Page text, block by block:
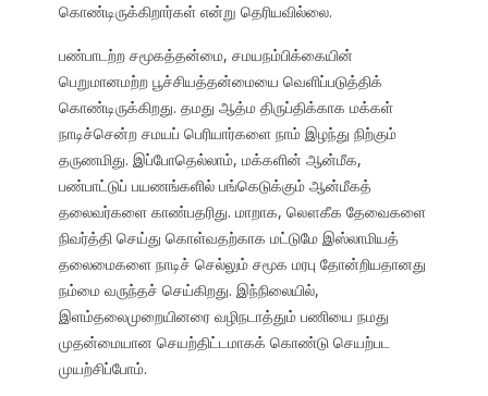
கொண்டிருக்கிறார்கள் என்று தெரியவில்லை.
பண்பாடற்ற சமூகத்தன்மை, சமயநம்பிக்கையின்
பெறுமானமற்ற பூச்சியத்தன்மையை வெளிப்படுத்திக்
கொண்டிருக்கிறது. தமது ஆத்ம திருப்திக்காக மக்கள்
நாடிச்சென்ற சமயப் பெரியார்களை நாம் இழந்து நிற்கும்
தருணமிது. இப்போதெல்லாம், மக்களின் ஆன்மீக,
பண்பாட்டுப் பயணங்களில் பங்கெடுக்கும் ஆன்மீகத்
தலைவர்களை காண்பதரிது. மாறாக, லௌகீக தேவைகளை
நிவர்த்தி செய்து கொள்வதற்காக மட்டுமே இஸ்லாமியத்
தலைமைகளை நாடிச் செல்லும் சமூக மரபு தோன்றியதானது
நம்மை வருந்தச் செய்கிறது. இந்நிலையில்,
இளம்தலைமுறையினரை வழிநடாத்தும் பணியை நமது
முதன்மையான செயற்திட்டமாகக் கொண்டு செயற்பட
முயற்சிப்போம்.